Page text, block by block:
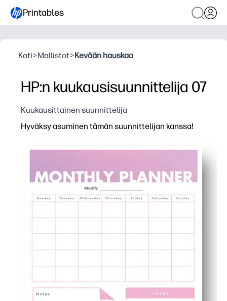
Printables
Koti>Mallistot>Kevään hauskaa
HP:n kuukausisuunnittelija 07
Kuukausittainen suunnittelija
Hyväksy asuminen tämän suunnittelijan kanssa!